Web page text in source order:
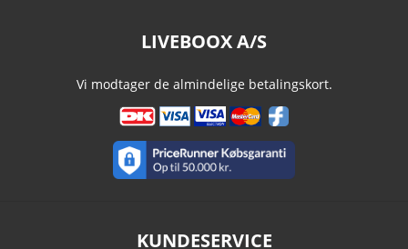
LIVEBOOX A/S
Vi modtager de almindelige betalingskort.
KUNDESERVICE